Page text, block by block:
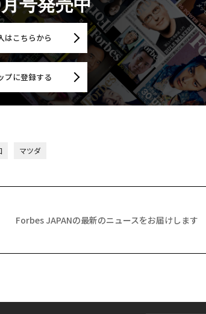
号発売中
はこちらから
プに登録する
マツダ
Forbes JAPANの最新のニュースをお届けします